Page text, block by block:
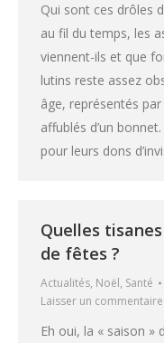
Qui sont ces drôles
au fil du temps, les
viennent-ils et que
lutins reste assez
âge, représentés
affublés d’un
pour leurs dons
Quelles
de fêtes ?
Actualités, Noël, Santé
Laisser un commentaire
Eh oui, la « saison